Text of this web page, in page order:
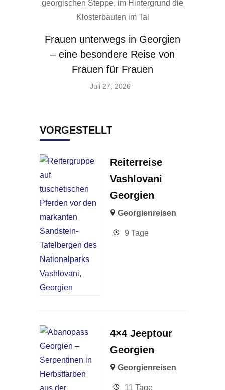
Frauen unterwegs in Georgien
– eine besondere Reise von
Frauen für Frauen
Juli 27, 2026
VORGESTELLT
Reiterreise
Vashlovani
Georgien
Georgienreisen
9 Tage
4×4 Jeeptour
Georgien
Georgienreisen
11 Tage